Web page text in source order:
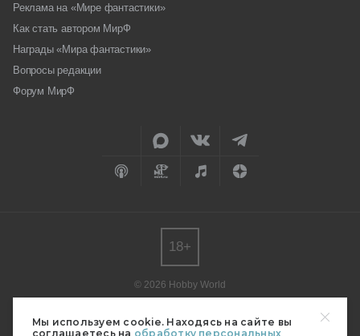
Мы используем cookie. Находясь на сайте вы
соглашаетесь на обработку персональных
Реклама на «Мире фантастики»
Как стать автором МирФ
Награды «Мира фантастики»
Вопросы редакции
Форум МирФ
© 2026 Hobby World
редакции.
18+